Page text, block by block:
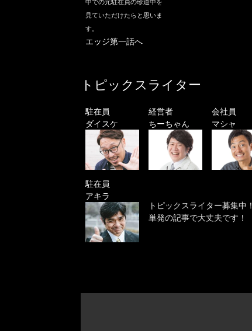
見ていただけたらと思いま
す。
エッジ第一話へ
トピックスライター
駐在員
ダイスケ
経営者
ちーちゃん
会社員
マシャ
駐在員
アキラ
トピックスライター募集中！
単発の記事で大丈夫です！